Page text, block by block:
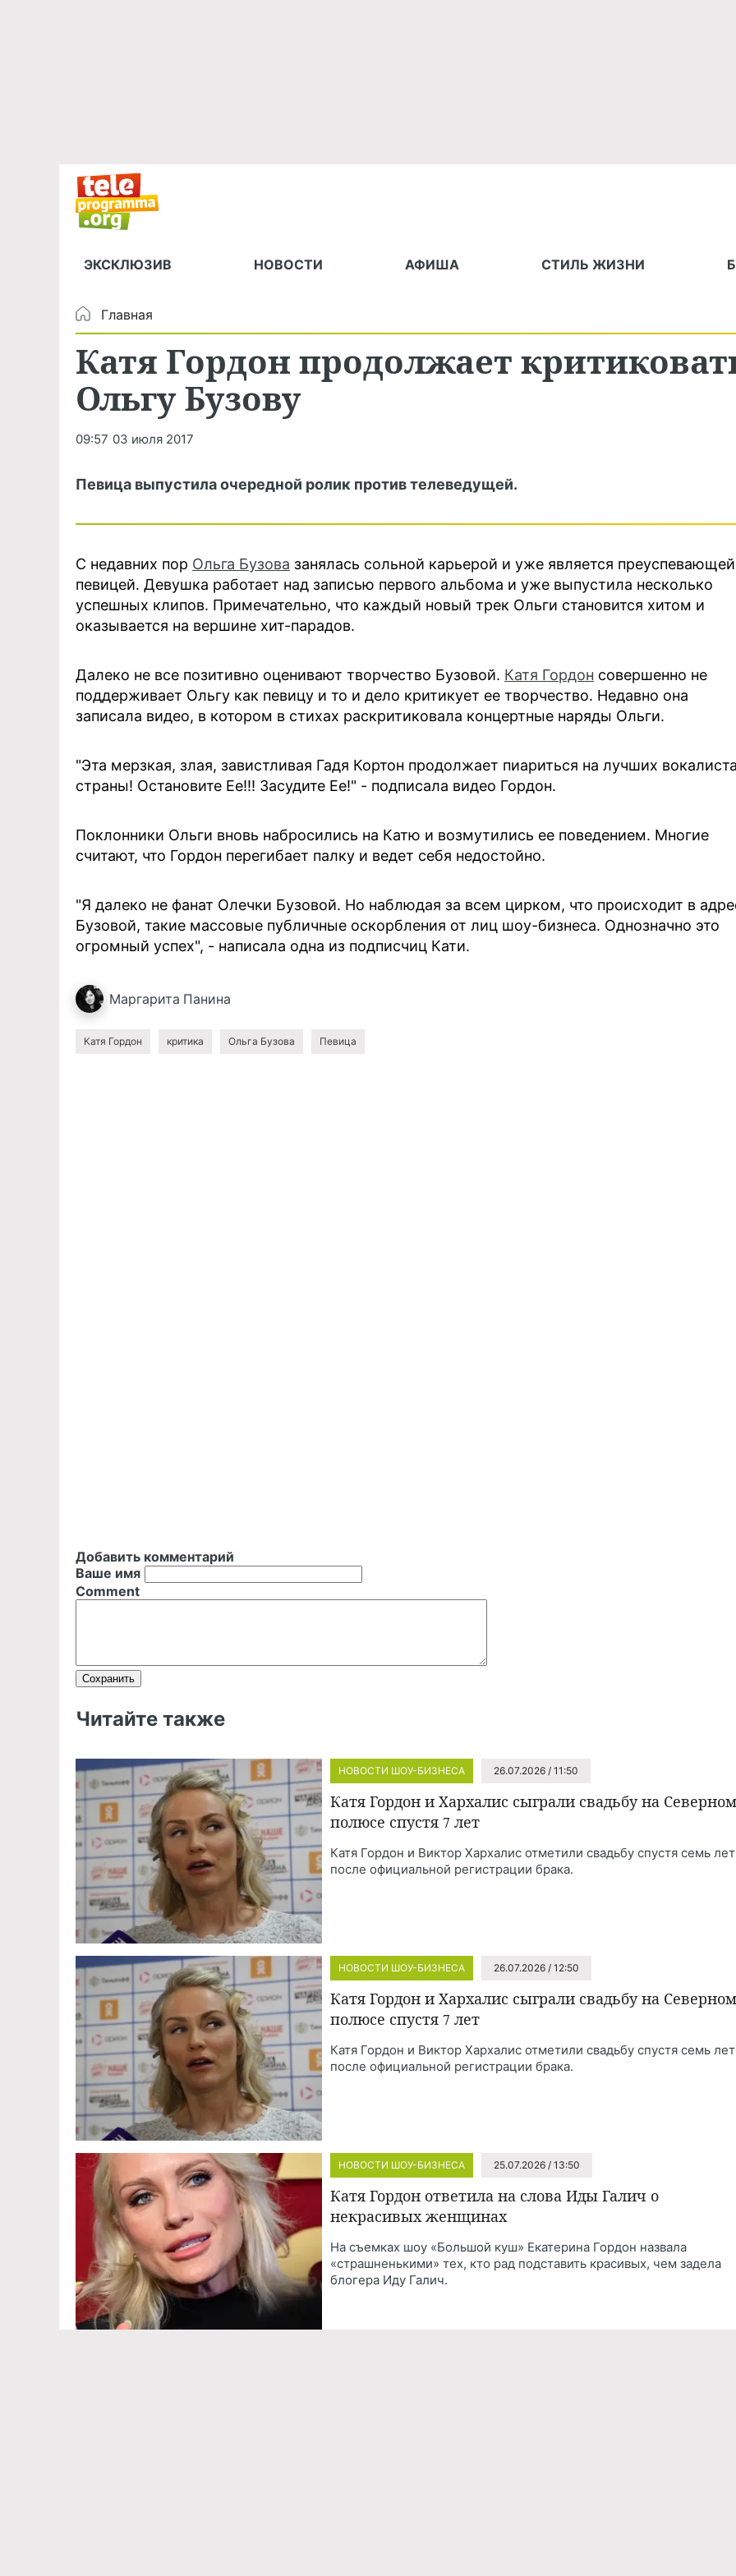
ЭКСКЛЮЗИВ НОВОСТИ АФИША СТИЛЬ ЖИЗНИ
Главная
Катя Гордон продолжает
Ольгу Бузову
09:57 03 июля 2017
Певица выпустила очередной ролик против телеведущей.
С недавних пор Ольга Бузова занялась сольной карьерой и уже является преуспевающей
певицей. Девушка работает над записью первого альбома и уже выпустила несколько
успешных клипов. Примечательно, что каждый новый трек Ольги становится хитом и
оказывается на вершине хит-парадов.
Далеко не все позитивно оценивают творчество Бузовой. Катя Гордон совершенно не
поддерживает Ольгу как певицу и то и дело критикует ее творчество. Недавно она
записала видео, в котором в стихах раскритиковала концертные наряды Ольги.
"Эта мерзкая, злая, завистливая Гадя Кортон продолжает пиариться на лучших
страны! Остановите Ее!!! Засудите Ее!" - подписала видео Гордон.
Поклонники Ольги вновь набросились на Катю и возмутились ее поведением. Многие
считают, что Гордон перегибает палку и ведет себя недостойно.
"Я далеко не фанат Олечки Бузовой. Но наблюдая за всем цирком, что происходит в
Бузовой, такие массовые публичные оскорбления от лиц шоу-бизнеса. Однозначно это
огромный успех", - написала одна из подписчиц Кати.
Маргарита Панина
Катя Гордон критика Ольга Бузова Певица
Добавить комментарий
Ваше имя
Comment
Читайте также
НОВОСТИ ШОУ-БИЗНЕСА 26.07.2026 / 11:50
Катя Гордон и Хархалис сыграли свадьбу на Северном
полюсе спустя 7 лет
Катя Гордон и Виктор Хархалис отметили свадьбу спустя семь лет
после официальной регистрации брака.
НОВОСТИ ШОУ-БИЗНЕСА 26.07.2026 / 12:50
Катя Гордон и Хархалис сыграли свадьбу на Северном
полюсе спустя 7 лет
Катя Гордон и Виктор Хархалис отметили свадьбу спустя семь лет
после официальной регистрации брака.
НОВОСТИ ШОУ-БИЗНЕСА 25.07.2026 / 13:50
Катя Гордон ответила на слова Иды Галич о
некрасивых женщинах
На съемках шоу «Большой куш» Екатерина Гордон назвала
«страшненькими» тех, кто рад подставить красивых, чем задела
блогера Иду Галич.